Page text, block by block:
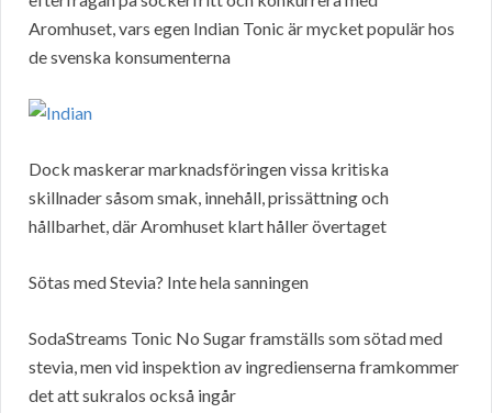
Aromhuset, vars egen Indian Tonic är mycket populär hos
de svenska konsumenterna
Dock maskerar marknadsföringen vissa kritiska
skillnader såsom smak, innehåll, prissättning och
hållbarhet, där Aromhuset klart håller övertaget
Sötas med Stevia? Inte hela sanningen
SodaStreams Tonic No Sugar framställs som sötad med
stevia, men vid inspektion av ingredienserna framkommer
det att sukralos också ingår